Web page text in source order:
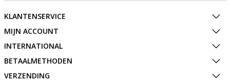
KLANTENSERVICE
MIJN ACCOUNT
INTERNATIONAL
BETAALMETHODEN
VERZENDING